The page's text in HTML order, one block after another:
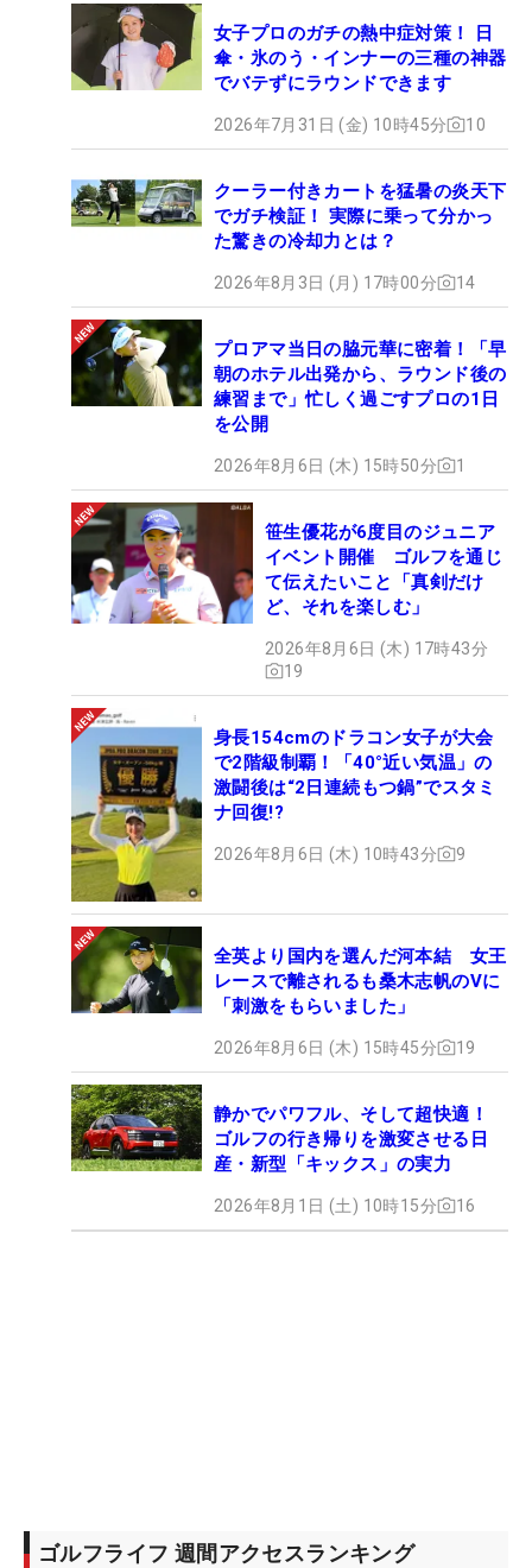
女子プロのガチの熱中症対策！ 日
傘・氷のう・インナーの三種の神器
でバテずにラウンドできます
2026年7月31日 (金) 10時45分 10
クーラー付きカートを猛暑の炎天下
でガチ検証！ 実際に乗って分かっ
た驚きの冷却力とは？
2026年8月3日 (月) 17時00分 14
プロアマ当日の脇元華に密着！「早
朝のホテル出発から、ラウンド後の
練習まで」忙しく過ごすプロの1日
を公開
2026年8月6日 (木) 15時50分 1
笹生優花が6度目のジュニア
イベント開催 ゴルフを通じ
て伝えたいこと「真剣だけ
ど、それを楽しむ」
2026年8月6日 (木) 17時43分
19
身長154cmのドラコン女子が大会
で2階級制覇！「40°近い気温」の
激闘後は“2日連続もつ鍋”でスタミ
ナ回復!?
2026年8月6日 (木) 10時43分 9
全英より国内を選んだ河本結 女王
レースで離されるも桑木志帆のVに
「刺激をもらいました」
2026年8月6日 (木) 15時45分 19
静かでパワフル、そして超快適！
ゴルフの行き帰りを激変させる日
産・新型「キックス」の実力
2026年8月1日 (土) 10時15分 16
ゴルフライフ 週間アクセスランキング